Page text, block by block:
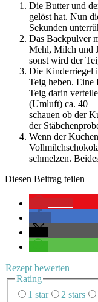
Die But­ter und
ge­löst hat. Nun
Sekun­den
Das Back­pul­ver
Mehl, Milch und
sonst wird der
Die Kin­der­rie­gel
Teig heben. Eine
Teig dar­in
(Umluft) ca. 40
schau­en ob der
der
Wenn der
schmel­zen.
Die­sen Bei­trag teilen
Rezept bewer­ten
Rating
1 star
2 stars